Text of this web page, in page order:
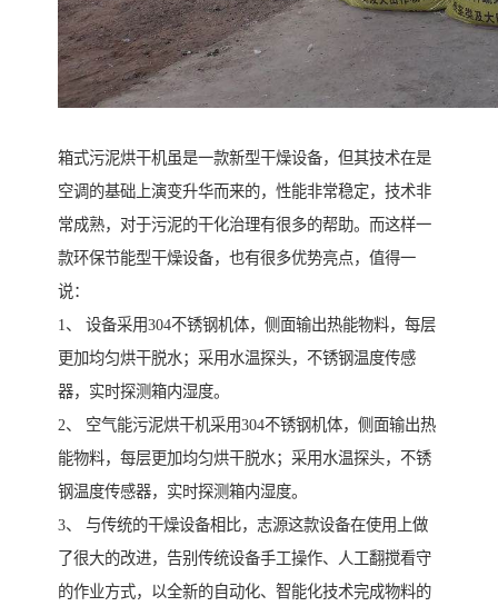
箱式污泥烘干机虽是一款新型干燥设备，但其技术在是
空调的基础上演变升华而来的，性能非常稳定，技术非
常成熟，对于污泥的干化治理有很多的帮助。而这样一
款环保节能型干燥设备，也有很多优势亮点，值得一
说：
1、 设备采用304不锈钢机体，侧面输出热能物料，每层
更加均匀烘干脱水；采用水温探头，不锈钢温度传感
器，实时探测箱内湿度。
2、 空气能污泥烘干机采用304不锈钢机体，侧面输出热
能物料，每层更加均匀烘干脱水；采用水温探头，不锈
钢温度传感器，实时探测箱内湿度。
3、 与传统的干燥设备相比，志源这款设备在使用上做
了很大的改进，告别传统设备手工操作、人工翻搅看守
的作业方式，以全新的自动化、智能化技术完成物料的